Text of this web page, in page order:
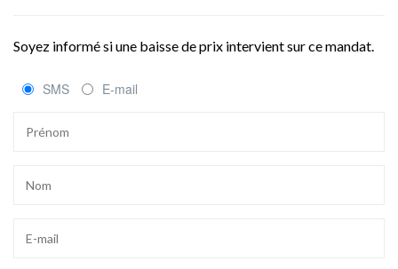
Soyez informé si une baisse de prix intervient sur ce mandat.
SMS E-mail